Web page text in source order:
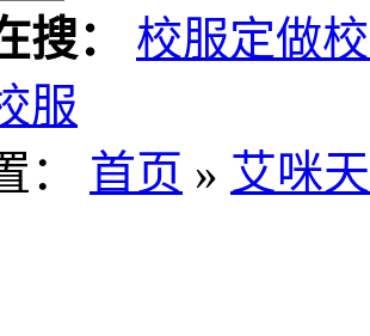
搜： 校服定做
服
：
首页 » 艾咪